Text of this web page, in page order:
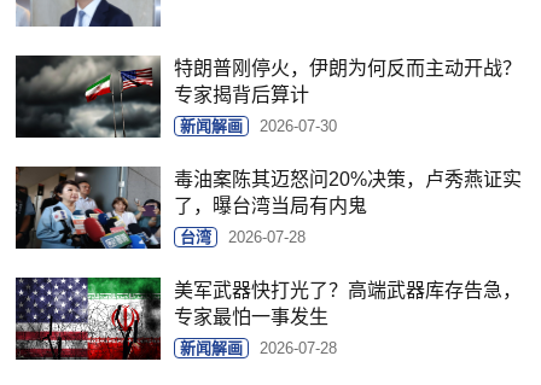
特朗普刚停火，伊朗为何反而主动开战？
专家揭背后算计
新闻解画 2026-07-30
毒油案陈其迈怒问20%决策，卢秀燕证实
了，曝台湾当局有内鬼
台湾 2026-07-28
美军武器快打光了？高端武器库存告急，
专家最怕一事发生
新闻解画 2026-07-28